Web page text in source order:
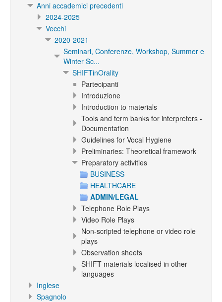
Anni accademici precedenti
2024-2025
Vecchi
2020-2021
Seminari, Conferenze, Workshop, Summer e
Winter Sc...
SHIFTinOrality
Partecipanti
Introduzione
Introduction to materials
Tools and term banks for interpreters -
Documentation
Guidelines for Vocal Hygiene
Preliminaries: Theoretical framework
Preparatory activities
BUSINESS
HEALTHCARE
ADMIN/LEGAL
Telephone Role Plays
Video Role Plays
Non-scripted telephone or video role
plays
Observation sheets
SHIFT materials localised in other
languages
Inglese
Spagnolo